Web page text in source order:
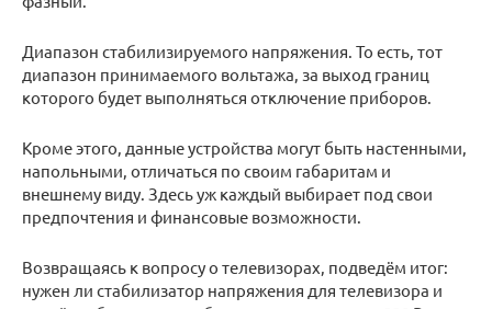
Диапазон стабилизируемого напряжения. То есть, тот
диапазон принимаемого вольтажа, за выход границ
которого будет выполняться отключение приборов.
Кроме этого, данные устройства могут быть настенными,
напольными, отличаться по своим габаритам и
внешнему виду. Здесь уж каждый выбирает под свои
предпочтения и финансовые возможности.
Возвращаясь к вопросу о телевизорах, подведём итог:
нужен ли стабилизатор напряжения для телевизора и